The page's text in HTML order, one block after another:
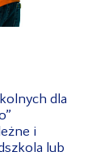
dla
i
lub